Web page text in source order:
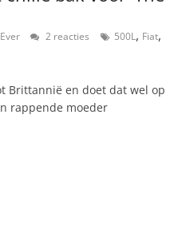
2 reacties 500L, Fiat,
Brittannië en doet dat wel op
rappende moeder